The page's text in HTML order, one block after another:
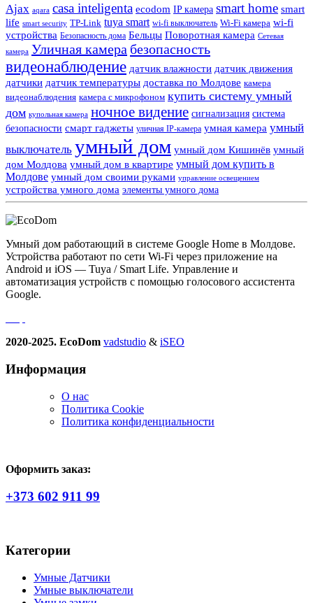
Ajax aqara casa inteligenta ecodom IP камера smart home smart
life smart security TP-Link tuya smart wi-fi выключатель Wi-Fi камера wi-fi
устройства Безопасность дома Бельцы Поворотная камера Сетевая
камера Уличная камера безопасность
видеонаблюдение датчик влажности датчик движения
датчики датчик температуры доставка по Молдове камера
видеонаблюдения камера с микрофоном купить систему умный
дом купольная камера ночное видение сигнализация система
безопасности смарт гаджеты уличная IP-камера умная камера умный
выключатель умный дом умный дом Кишинёв умный
дом Молдова умный дом в квартире умный дом купить в
Молдове умный дом своими руками управление освещением
устройства умного дома элементы умного дома
Умный дом работающий в системе Google Home в Молдове.
Устройства работают по сети Wi-Fi через приложение на
Android и iOS — Tuya / Smart Life. Управление и
автоматизация устройств с помощью голосового ассистента
Google.
2020-2025. EcoDom vadstudio & iSEO
Информация
О нас
Политика Сookie
Политика конфиденциальности
Оформить заказ:
+373 602 911 99
Категории
Умные Датчики
Умные выключатели